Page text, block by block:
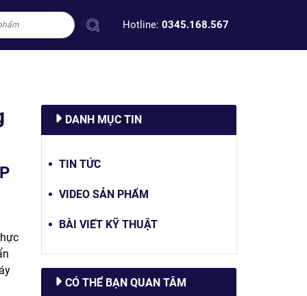
Hotline: 0345.168.567
DANH MỤC TIN
TIN TỨC
VIDEO SẢN PHẨM
BÀI VIẾT KỸ THUẬT
CÓ THỂ BẠN QUAN TÂM